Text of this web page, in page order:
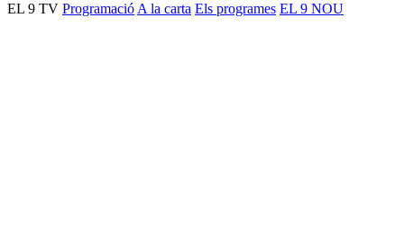
EL 9 TV Programació A la carta Els programes EL 9 NOU